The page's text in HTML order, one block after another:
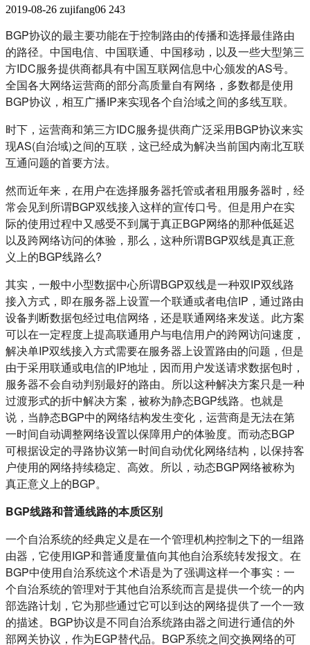
2019-08-26 zujifang06 243
BGP协议的最主要功能在于控制路由的传播和选择最佳路由
的路径。中国电信、中国联通、中国移动，以及一些大型第三
方IDC服务提供商都具有中国互联网信息中心颁发的AS号。
全国各大网络运营商的部分高质量自有网络，多数都是使用
BGP协议，相互广播IP来实现各个自治域之间的多线互联。
时下，运营商和第三方IDC服务提供商广泛采用BGP协议来实
现AS(自治域)之间的互联，这已经成为解决当前国内南北互联
互通问题的首要方法。
然而近年来，在用户在选择服务器托管或者租用服务器时，经
常会见到所谓BGP双线接入这样的宣传口号。但是用户在实
际的使用过程中又感受不到属于真正BGP网络的那种低延迟
以及跨网络访问的体验，那么，这种所谓BGP双线是真正意
义上的BGP线路么?
其实，一般中小型数据中心所谓BGP双线是一种双IP双线路
接入方式，即在服务器上设置一个联通或者电信IP，通过路由
设备判断数据包经过电信网络，还是联通网络来发送。此方案
可以在一定程度上提高联通用户与电信用户的跨网访问速度，
解决单IP双线接入方式需要在服务器上设置路由的问题，但是
由于采用联通或电信的IP地址，因而用户发送请求数据包时，
服务器不会自动判别最好的路由。所以这种解决方案只是一种
过渡形式的折中解决方案，被称为静态BGP线路。也就是
说，当静态BGP中的网络结构发生变化，运营商是无法在第
一时间自动调整网络设置以保障用户的体验度。而动态BGP
可根据设定的寻路协议第一时间自动优化网络结构，以保持客
户使用的网络持续稳定、高效。所以，动态BGP网络被称为
真正意义上的BGP。
BGP线路和普通线路的本质区别
一个自治系统的经典定义是在一个管理机构控制之下的一组路
由器，它使用IGP和普通度量值向其他自治系统转发报文。在
BGP中使用自治系统这个术语是为了强调这样一个事实：一
个自治系统的管理对于其他自治系统而言是提供一个统一的内
部选路计划，它为那些通过它可以到达的网络提供了一个一致
的描述。BGP协议是不同自治系统路由器之间进行通信的外
部网关协议，作为EGP替代品。BGP系统之间交换网络的可